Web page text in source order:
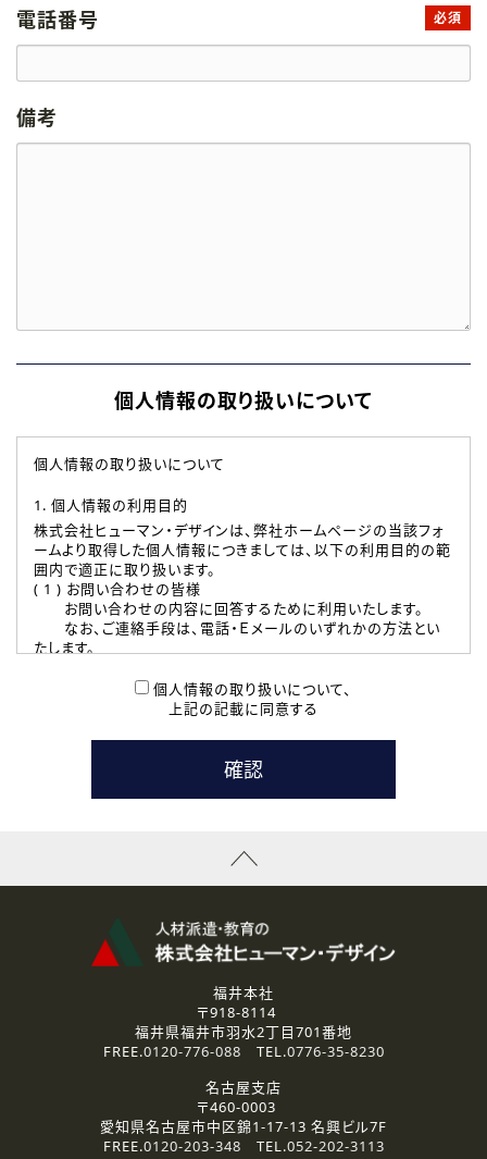
電話番号 必須
備考
個人情報の取り扱いについて
個人情報の取り扱いについて
1. 個人情報の利用目的
株式会社ヒューマン・デザインは、弊社ホームページの当該フォ
ームより取得した個人情報につきましては、以下の利用目的の範
囲内で適正に取り扱います。
( 1 ) お問い合わせの皆様
お問い合わせの内容に回答するために利用いたします。
なお、ご連絡手段は、電話・Ｅメールのいずれかの方法とい
たします。
本登録に関するご連絡および本登録時の参考情報として利
たします。
( 3 ) スタッフ派遣を検討されている企業の皆様
お問い合わせの内容に回答するために利用いたします。
なお、ご連絡手段は、電話・Ｅメールのいずれかの方法とい
資料送付、受講相談に関するご連絡のために利用いたしま
その他、お問い合わせの内容に回答するために利用いたし
なお、ご連絡手段は、電話・Ｅメールのいずれかの方法とい
2.個人情報の第三者提供
ご提供いただいた個人情報は、法令等の規定に従う場合を除き、
3.個人情報の取り扱いの委託
弊社の定める個人情報保護の評価基準を満たした委託先に、個
人情報を委託する場合があります。
個人情報の取り扱いについて、
上記の記載に同意する
福井本社
〒918-8114
福井県福井市羽水2丁目701番地
FREE.0120-776-088 TEL.0776-35-8230
名古屋支店
〒460-0003
愛知県名古屋市中区錦1-17-13 名興ビル7F
FREE.0120-203-348 TEL.052-202-3113